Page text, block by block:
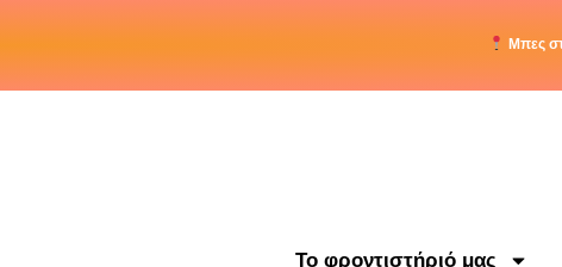
Μπες
Το φροντιστήριό μας